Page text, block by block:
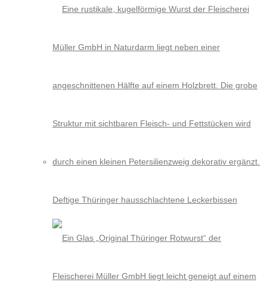
Deftige Thüringer hausschlachtene Leckerbissen